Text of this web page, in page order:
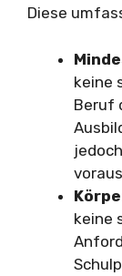
Diese
keine
Beruf
keine